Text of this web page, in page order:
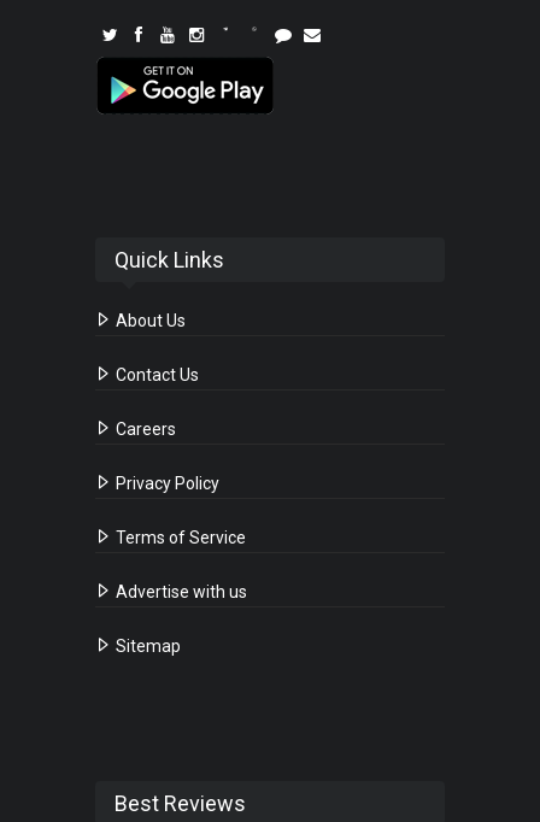
Quick Links
About Us
Contact Us
Careers
Privacy Policy
Terms of Service
Advertise with us
Sitemap
Best Reviews